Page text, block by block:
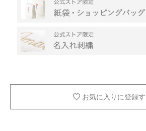
お気に入りに登録す